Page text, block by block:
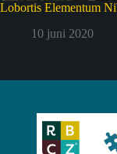
Lobortis Elementum
10 juni 2020